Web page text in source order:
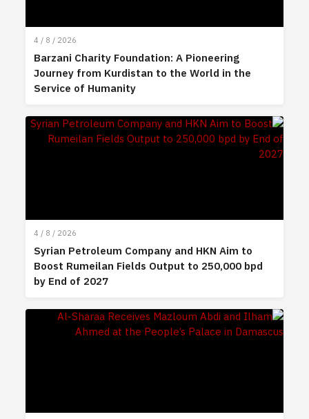
4 / 8 / 2026
Barzani Charity Foundation: A Pioneering
Journey from Kurdistan to the World in the
Service of Humanity
4 / 8 / 2026
Syrian Petroleum Company and HKN Aim to
Boost Rumeilan Fields Output to 250,000 bpd
by End of 2027